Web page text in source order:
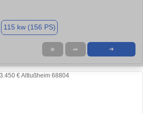
115 kw (156 PS)
★ ➦ ➜